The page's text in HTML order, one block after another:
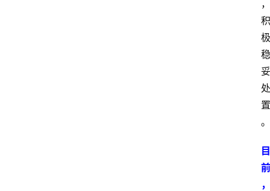
，
积
极
稳
妥
处
置
。
目
前
，